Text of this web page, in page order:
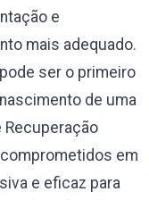
e
mais adequado.
ser o primeiro
de uma
Recuperação
em
e eficaz para